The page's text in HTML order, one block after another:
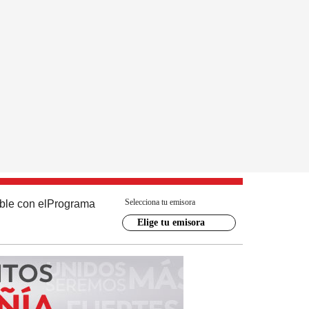
con el Programa Selecciona tu emisora
Elige tu emisora